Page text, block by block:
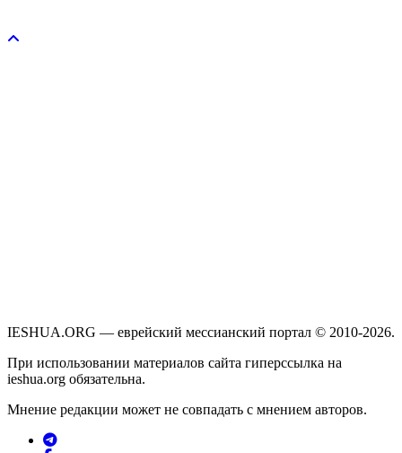
IESHUA.ORG — еврейский мессианский портал © 2010-2026.
При использовании материалов сайта гиперссылка на
ieshua.org обязательна.
Мнение редакции может не совпадать с мнением авторов.